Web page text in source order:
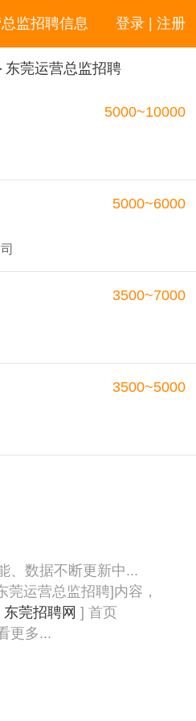
登录 | 注册
监招聘信息
东莞运营总监招聘
5000~10000
5000~6000
3500~7000
3500~5000
、数据不断更新中...
莞运营总监招聘]内容，
东莞招聘网 ] 首页
更多...